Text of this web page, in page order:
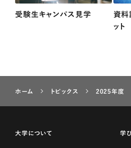
受験生キャンパス見学
資料
ット
ホーム トピックス 2025年度
大学について 学